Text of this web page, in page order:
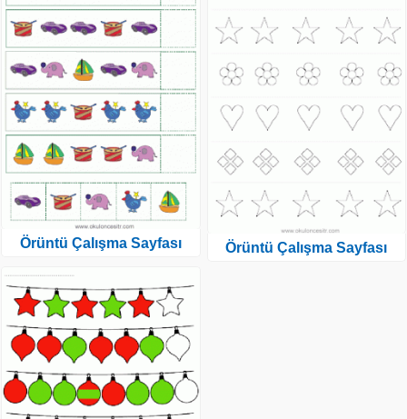
Örüntü Çalışma Sayfası Örüntü Çalışma Sayfası